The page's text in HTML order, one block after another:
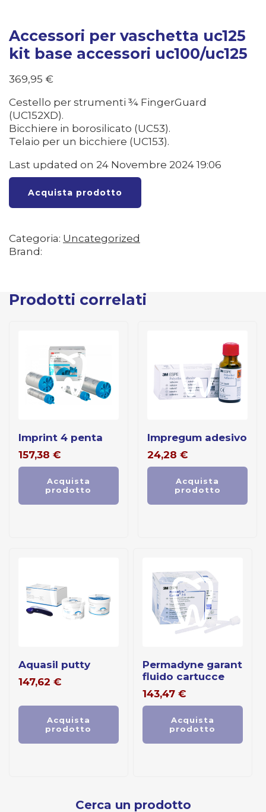
Accessori per vaschetta uc125
kit base accessori uc100/uc125
369,95 €
Cestello per strumenti ¾ FingerGuard
(UC152XD).
Bicchiere in borosilicato (UC53).
Telaio per un bicchiere (UC153).
Last updated on 24 Novembre 2024 19:06
Acquista prodotto
Categoria: Uncategorized
Brand:
Prodotti correlati
imprint 4 penta
157,38 €
Acquista
prodotto
impregum adesivo
24,28 €
Acquista
prodotto
aquasil putty
147,62 €
Acquista
prodotto
permadyne garant
fluido cartucce
143,47 €
Acquista
prodotto
Cerca un prodotto